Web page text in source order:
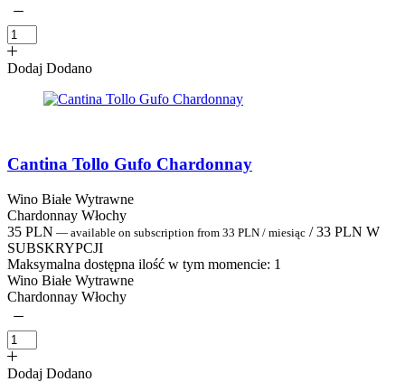
Dodaj Dodano
Cantina Tollo Gufo Chardonnay
Wino Białe Wytrawne
Chardonnay Włochy
35 PLN — available on subscription from 33 PLN / miesiąc / 33 PLN W
SUBSKRYPCJI
Maksymalna dostępna ilość w tym momencie: 1
Wino Białe Wytrawne
Chardonnay Włochy
Dodaj Dodano